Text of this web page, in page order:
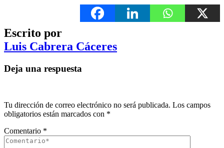
Escrito por
Luis Cabrera Cáceres
Deja una respuesta
Tu dirección de correo electrónico no será publicada. Los campos
obligatorios están marcados con *
Comentario *